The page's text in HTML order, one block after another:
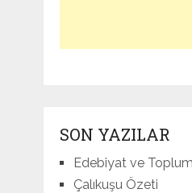
SON YAZILAR
Edebiyat ve
Çalıkuşu Özeti